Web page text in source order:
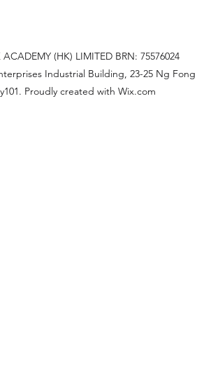
(HK) LIMITED BRN: 75576024
Industrial Building, 23-25 Ng
Proudly created with Wix.com